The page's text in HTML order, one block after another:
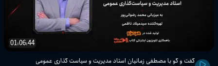
01:06:44
گفت و گو با مصطفی زمانیان استاد مدیریت و سیاست گذاری عمومی